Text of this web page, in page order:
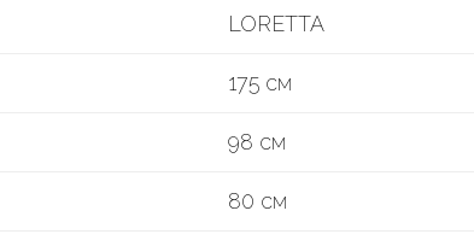
LORETTA
175 см
98 см
80 см